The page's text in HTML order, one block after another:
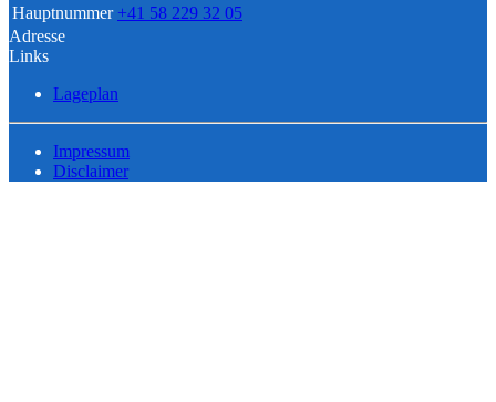
Hauptnummer +41 58 229 32 05
Adresse
Links
Lageplan
Impressum
Disclaimer